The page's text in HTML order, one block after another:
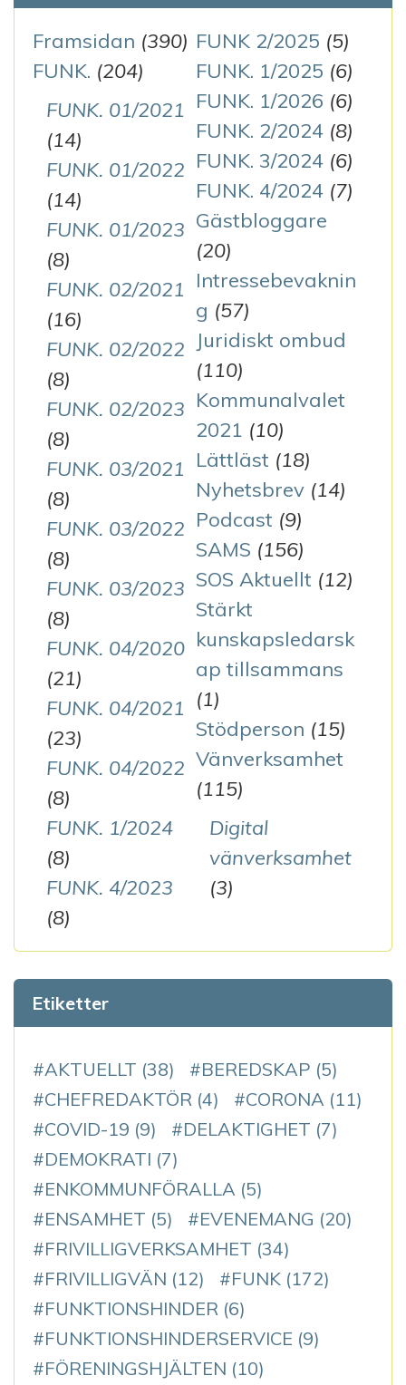
Framsidan (390) FUNK 2/2025 (5)
FUNK. (204)
FUNK. 01/2021
(14)
FUNK. 01/2022
(14)
FUNK. 01/2023
(8)
FUNK. 02/2021
(16)
FUNK. 02/2022
(8)
FUNK. 02/2023
(8)
FUNK. 03/2021
(8)
FUNK. 03/2022
(8)
FUNK. 03/2023
(8)
FUNK. 04/2020
(21)
FUNK. 04/2021
(23)
FUNK. 04/2022
(8)
FUNK. 1/2024
(8)
FUNK. 4/2023
(8)
FUNK. 1/2025 (6)
FUNK. 1/2026 (6)
FUNK. 2/2024 (8)
FUNK. 3/2024 (6)
FUNK. 4/2024 (7)
Gästbloggare
(20)
Intressebevaknin
g (57)
Juridiskt ombud
(110)
Kommunalvalet
2021 (10)
Lättläst (18)
Nyhetsbrev (14)
Podcast (9)
SAMS (156)
SOS Aktuellt (12)
Stärkt
kunskapsledarsk
ap tillsammans
(1)
Stödperson (15)
Vänverksamhet
(115)
Digital
vänverksamhet
(3)
Etiketter
AKTUELLT (38) BEREDSKAP (5)
CHEFREDAKTÖR (4) CORONA (11)
COVID-19 (9) DELAKTIGHET (7)
DEMOKRATI (7)
ENKOMMUNFÖRALLA (5)
ENSAMHET (5) EVENEMANG (20)
FRIVILLIGVERKSAMHET (34)
FRIVILLIGVÄN (12) FUNK (172)
FUNKTIONSHINDER (6)
FUNKTIONSHINDERSERVICE (9)
FÖRENINGSHJÄLTEN (10)